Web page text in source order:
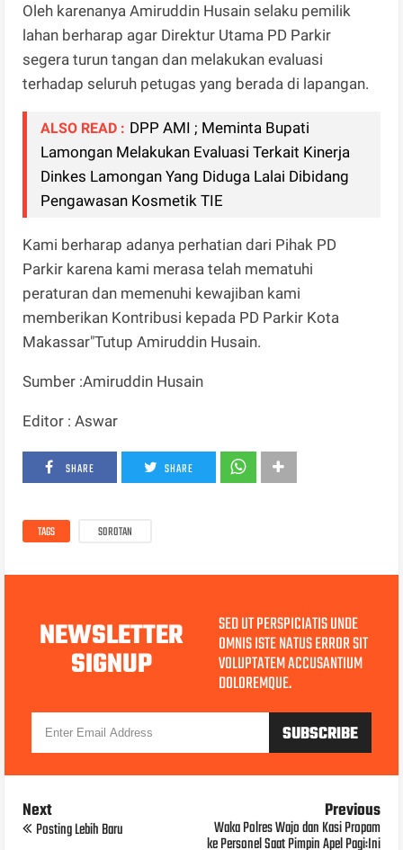
Oleh karenanya Amiruddin Husain selaku pemilik
lahan berharap agar Direktur Utama PD Parkir
segera turun tangan dan melakukan evaluasi
terhadap seluruh petugas yang berada di lapangan.
ALSO READ : DPP AMI ; Meminta Bupati
Lamongan Melakukan Evaluasi Terkait Kinerja
Dinkes Lamongan Yang Diduga Lalai Dibidang
Pengawasan Kosmetik TIE
Kami berharap adanya perhatian dari Pihak PD
Parkir karena kami merasa telah mematuhi
peraturan dan memenuhi kewajiban kami
memberikan Kontribusi kepada PD Parkir Kota
Makassar"Tutup Amiruddin Husain.
Sumber :Amiruddin Husain
Editor : Aswar
SHARE SHARE
TAGS SOROTAN
NEWSLETTER
SIGNUP
SED UT PERSPICIATIS UNDE
OMNIS ISTE NATUS ERROR SIT
VOLUPTATEM ACCUSANTIUM
DOLOREMQUE.
Next
Posting Lebih Baru
Previous
Waka Polres Wajo dan Kasi Propam
ke Personel Saat Pimpin Apel Pagi:Ini